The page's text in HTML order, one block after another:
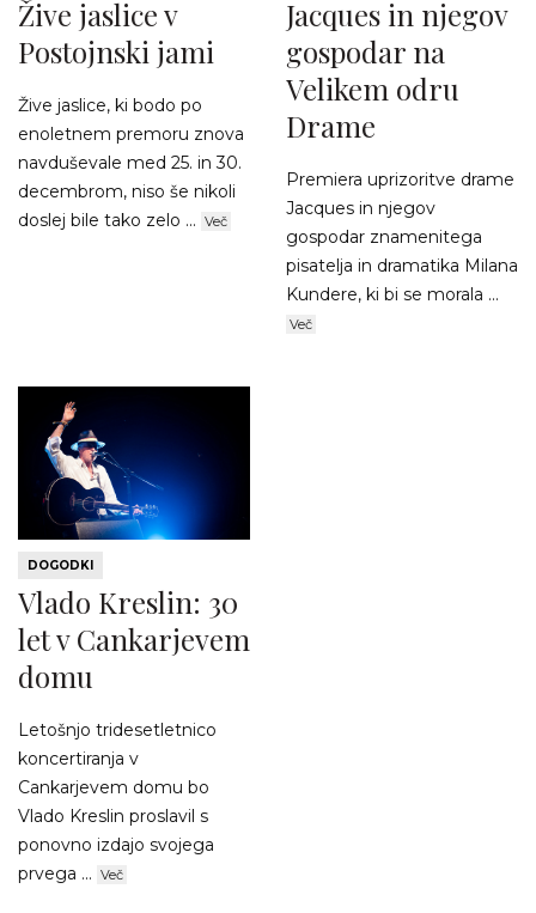
Žive jaslice v
Postojnski jami
Žive jaslice, ki bodo po
enoletnem premoru znova
navduševale med 25. in 30.
decembrom, niso še nikoli
doslej bile tako zelo ... Več
Jacques in njegov
gospodar na
Velikem odru
Drame
Premiera uprizoritve drame
Jacques in njegov
gospodar znamenitega
pisatelja in dramatika Milana
Kundere, ki bi se morala ...
Več
DOGODKI
Vlado Kreslin: 30
let v Cankarjevem
domu
Letošnjo tridesetletnico
koncertiranja v
Cankarjevem domu bo
Vlado Kreslin proslavil s
ponovno izdajo svojega
prvega ... Več